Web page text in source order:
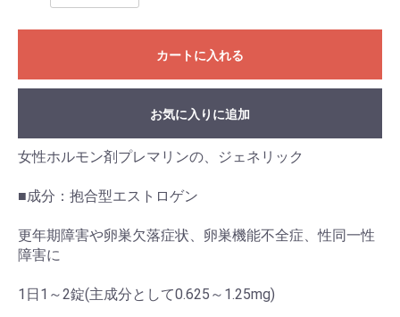
カートに入れる
お気に入りに追加
女性ホルモン剤プレマリンの、ジェネリック
■成分：抱合型エストロゲン
更年期障害や卵巣欠落症状、卵巣機能不全症、性同一性
障害に
1日1～2錠(主成分として0.625～1.25mg)